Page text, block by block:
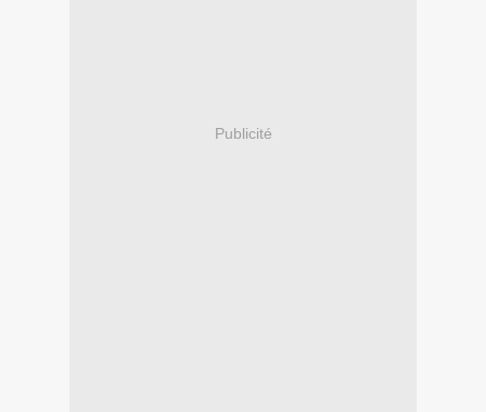
Publicité